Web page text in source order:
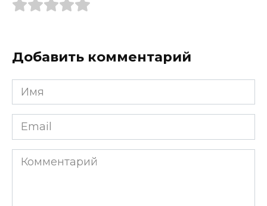
Добавить комментарий
Имя
*
Email
*
Комментарий